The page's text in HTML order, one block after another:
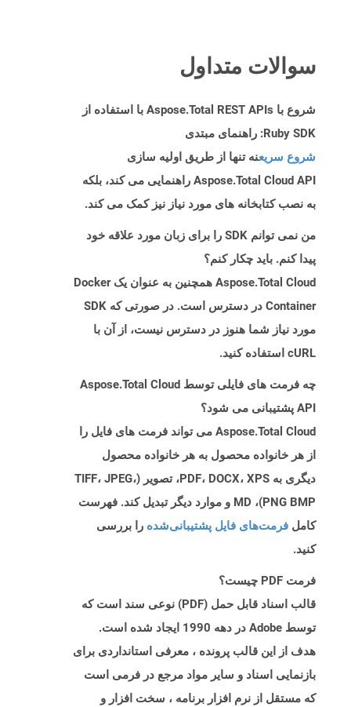
سوالات متداول
شروع با Aspose.Total REST APIs با استفاده از
Ruby SDK: راهنمای مبتدی
شروع سریعنه تنها از طریق اولیه سازی
Aspose.Total Cloud API راهنمایی می کند، بلکه
به نصب کتابخانه های مورد نیاز نیز کمک می کند.
من نمی توانم SDK را برای زبان مورد علاقه خود
پیدا کنم. باید چکار کنم؟
Aspose.Total Cloud همچنین به عنوان یک Docker
Container در دسترس است. در صورتی که SDK
مورد نیاز شما هنوز در دسترس نیست، از آن با
cURL استفاده کنید.
چه فرمت های فایلی توسط Aspose.Total Cloud
API پشتیبانی می شود؟
Aspose.Total Cloud می تواند فرمت های فایل را
از هر خانواده محصول به هر خانواده محصول
دیگری به PDF، DOCX، XPS، تصویر (TIFF، JPEG،
PNG BMP)، MD و موارد دیگر تبدیل کند. فهرست
کامل فرمت‌های فایل پشتیبانی‌شده را بررسی
کنید.
فرمت PDF چیست؟
قالب اسناد قابل حمل (PDF) نوعی سند است که
توسط Adobe در دهه 1990 ایجاد شده است.
هدف از این قالب پرونده ، معرفی استانداردی برای
بازنمایی اسناد و سایر مواد مرجع در فرمی است
که مستقل از نرم افزار برنامه ، سخت افزار و